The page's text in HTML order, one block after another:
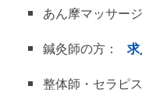
あん摩マッサー
鍼灸師の方：
整体師・セラピ